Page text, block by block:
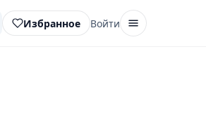
Избранное Войти